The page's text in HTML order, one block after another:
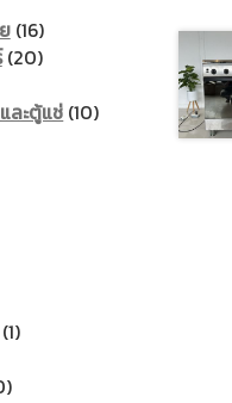
1616
products
2020
ละตู้แช่ 1010
11
30